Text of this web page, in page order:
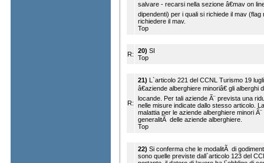
salvare - recarsi nella sezione â€mav on
dipendenti) per i quali si richiede il mav
richiedere il mav.
Top
R: 20) SI
Top
R:
21) L`articolo 221 del CCNL Turismo 19
â€aziende alberghiere minoriâ€ gli alberghi
locande. Per tali aziende Ã¨ prevista una
nelle misure indicate dallo stesso articolo.
malattia per le aziende alberghiere minori
generalitÃ delle aziende alberghiere.
Top
22) Si conferma che le modalitÃ di
sono quelle previste dall`articolo 123 del